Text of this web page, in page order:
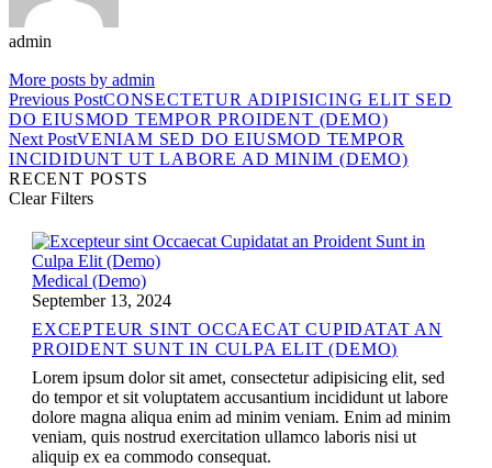
admin
More posts by admin
POST
NAVIGATION
Previous PostCONSECTETUR ADIPISICING ELIT SED
DO EIUSMOD TEMPOR PROIDENT (DEMO)
Next PostVENIAM SED DO EIUSMOD TEMPOR
INCIDIDUNT UT LABORE AD MINIM (DEMO)
RECENT POSTS
Clear Filters
Medical (Demo)
September 13, 2024
EXCEPTEUR SINT OCCAECAT CUPIDATAT AN
PROIDENT SUNT IN CULPA ELIT (DEMO)
Lorem ipsum dolor sit amet, consectetur adipisicing elit, sed
do tempor et sit voluptatem accusantium incididunt ut labore
dolore magna aliqua enim ad minim veniam. Enim ad minim
veniam, quis nostrud exercitation ullamco laboris nisi ut
aliquip ex ea commodo consequat.